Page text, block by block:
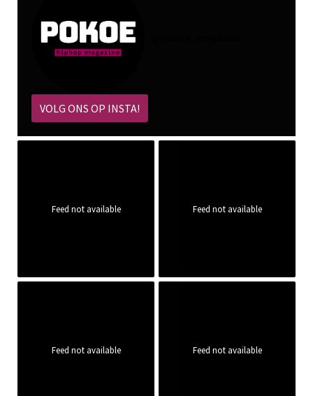
VOLG ONS OP INSTA!
Feed not available Feed not available
Feed not available Feed not available